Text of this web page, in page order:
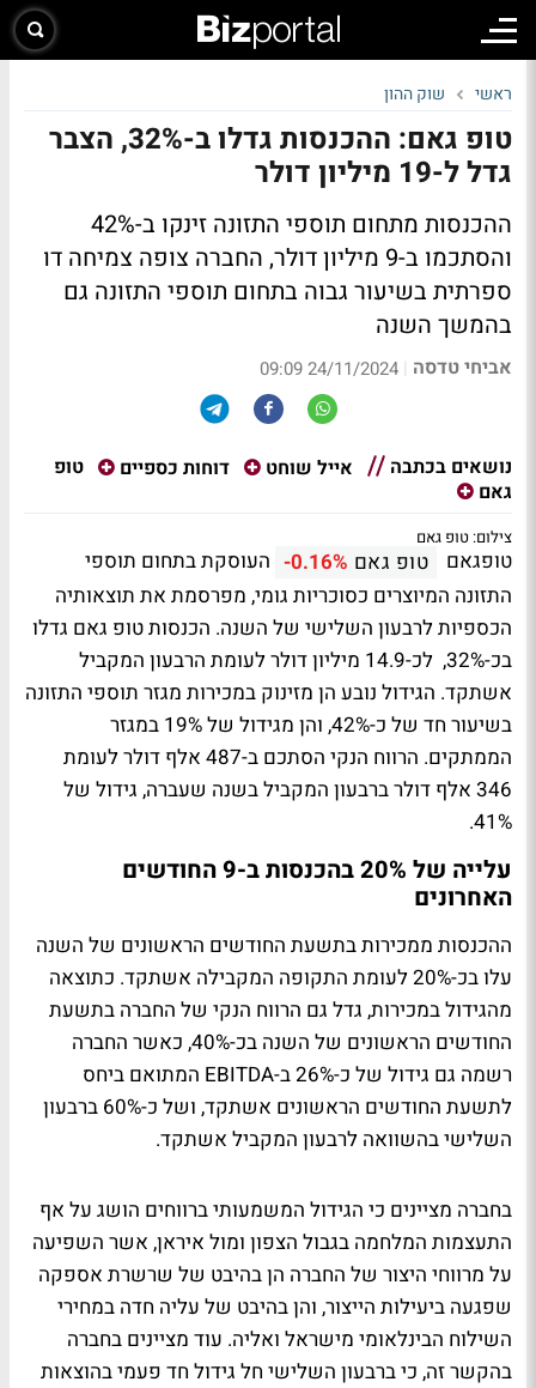
ראשי שוק ההון
טופ גאם: ההכנסות גדלו ב-32%, הצבר
גדל ל-19 מיליון דולר
ההכנסות מתחום תוספי התזונה זינקו ב-42%
והסתכמו ב-9 מיליון דולר, החברה צופה צמיחה דו
ספרתית בשיעור גבוה בתחום תוספי התזונה גם
בהמשך השנה
אביחי טדסה |
24/11/2024 09:09
נושאים בכתבה אייל שוחט דוחות כספיים
טופ
גאם
צילום: טופ גאם
טופגאם טופ גאם -0.16% העוסקת בתחום תוספי
התזונה המיוצרים כסוכריות גומי, מפרסמת את תוצאותיה
הכספיות לרבעון השלישי של השנה. הכנסות טופ גאם גדלו
בכ-32%, לכ-14.9 מיליון דולר לעומת הרבעון המקביל
אשתקד. הגידול נובע הן מזינוק במכירות מגזר תוספי התזונה
בשיעור חד של כ-42%, והן מגידול של 19% במגזר
הממתקים. הרווח הנקי הסתכם ב-487 אלף דולר לעומת
346 אלף דולר ברבעון המקביל בשנה שעברה, גידול של
41%.
עלייה של 20% בהכנסות ב-9 החודשים
האחרונים
ההכנסות ממכירות בתשעת החודשים הראשונים של השנה
עלו בכ-20% לעומת התקופה המקבילה אשתקד. כתוצאה
מהגידול במכירות, גדל גם הרווח הנקי של החברה בתשעת
החודשים הראשונים של השנה בכ-40%, כאשר החברה
רשמה גם גידול של כ-26% ב-EBITDA המתואם ביחס
לתשעת החודשים הראשונים אשתקד, ושל כ-60% ברבעון
השלישי בהשוואה לרבעון המקביל אשתקד.
בחברה מציינים כי הגידול המשמעותי ברווחים הושג על אף
התעצמות המלחמה בגבול הצפון ומול איראן, אשר השפיעה
על מרווחי היצור של החברה הן בהיבט של שרשרת אספקה
שפגעה ביעילות הייצור, והן בהיבט של עליה חדה במחירי
השילוח הבינלאומי מישראל ואליה. עוד מציינים בחברה
בהקשר זה, כי ברבעון השלישי חל גידול חד פעמי בהוצאות